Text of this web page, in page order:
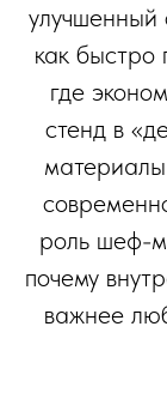
улучшенный
как быстро
где
стенд в
роль шеф-
почему
важнее